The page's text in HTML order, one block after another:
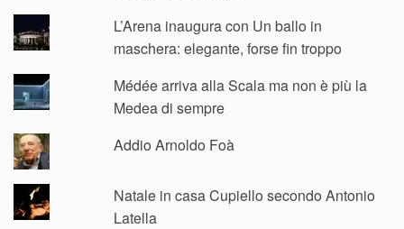
L’Arena inaugura con Un ballo in
maschera: elegante, forse fin troppo
Médée arriva alla Scala ma non è più la
Medea di sempre
Addio Arnoldo Foà
Natale in casa Cupiello secondo Antonio
Latella